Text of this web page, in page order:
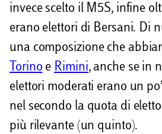
invece scelto il M5S, infine
erano elettori di Bersani. Di
una composizione che
Torino e Rimini, anche se in
elettori moderati erano un
nel secondo la quota di
più rilevante (un quinto).